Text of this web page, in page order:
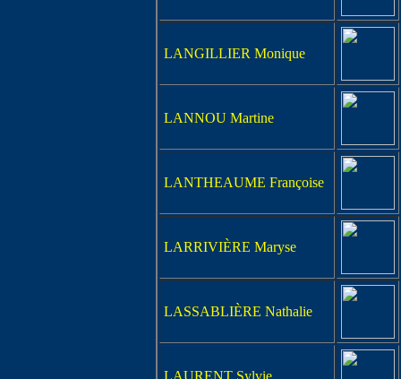
LANGILLIER Monique
LANNOU Martine
LANTHEAUME Françoise
LARRIVIÈRE Maryse
LASSABLIÈRE Nathalie
LAURENT Sylvie